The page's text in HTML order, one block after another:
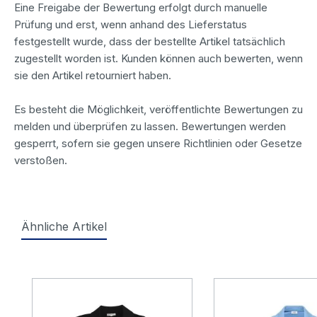
Eine Freigabe der Bewertung erfolgt durch manuelle
Prüfung und erst, wenn anhand des Lieferstatus
festgestellt wurde, dass der bestellte Artikel tatsächlich
zugestellt worden ist. Kunden können auch bewerten, wenn
sie den Artikel retourniert haben.
Es besteht die Möglichkeit, veröffentlichte Bewertungen zu
melden und überprüfen zu lassen. Bewertungen werden
gesperrt, sofern sie gegen unsere Richtlinien oder Gesetze
verstoßen.
Ähnliche Artikel